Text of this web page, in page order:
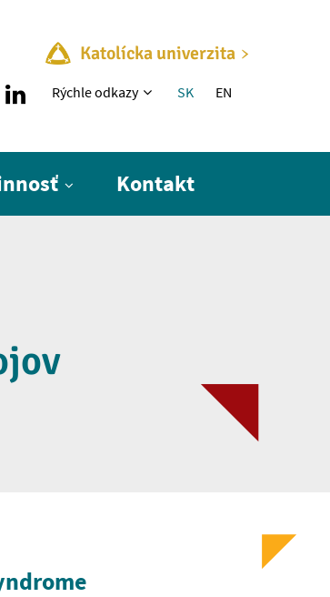
Katolícka univerzita
Rýchle menu
Rýchle odkazy SK EN
Kontakt